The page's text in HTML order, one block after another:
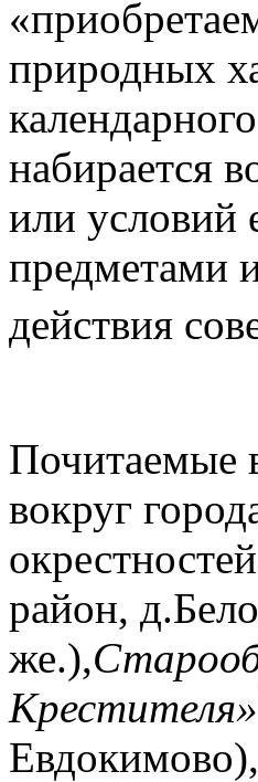
природных
набирается
или условий
предметами
действия
Почитаемые
вокруг
район,
же.),
Крестителя»
Евдокимово),